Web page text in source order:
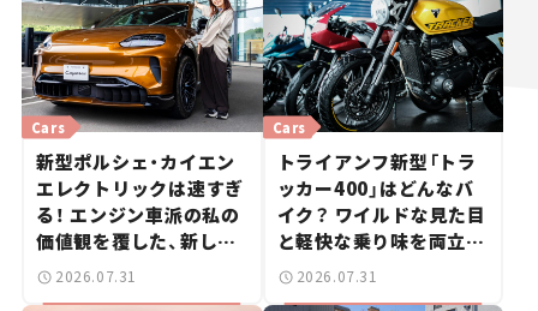
新型ポルシェ・カイエン
エレクトリックは速すぎ
る！ エンジン車派の私の
価値観を覆した、新しい
ポルシェの走り。
Cars
2026.07.31
トライアンフ新型「トラ
ッカー400」はどんなバ
イク？ ワイルドな見た目
と軽快な乗り味を両立し
た400ccフラットトラッ
Cars
2026.07.31